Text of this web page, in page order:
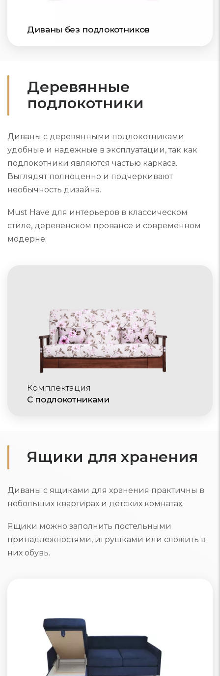
Диваны без подлокотников
Комплектация
С подлокотниками
Деревянные
подлокотники
Диваны с деревянными подлокотниками
удобные и надежные в эксплуатации, так как
подлокотники являются частью каркаса.
Выглядят полноценно и подчеркивают
необычность дизайна.
Must Have для интерьеров в классическом
стиле, деревенском провансе и современном
модерне.
Ящики для хранения
Диваны с ящиками для хранения практичны в
небольших квартирах и детских комнатах.
Ящики можно заполнить постельными
принадлежностями, игрушками или сложить в
них обувь.